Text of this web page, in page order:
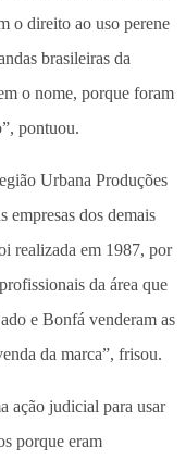
o direito ao uso perene
brasileiras da
o nome, porque foram
pontuou.
Urbana Produções
empresas dos demais
realizada em 1987, por
da área que
e Bonfá venderam as
da marca”, frisou.
ação judicial para usar
porque eram